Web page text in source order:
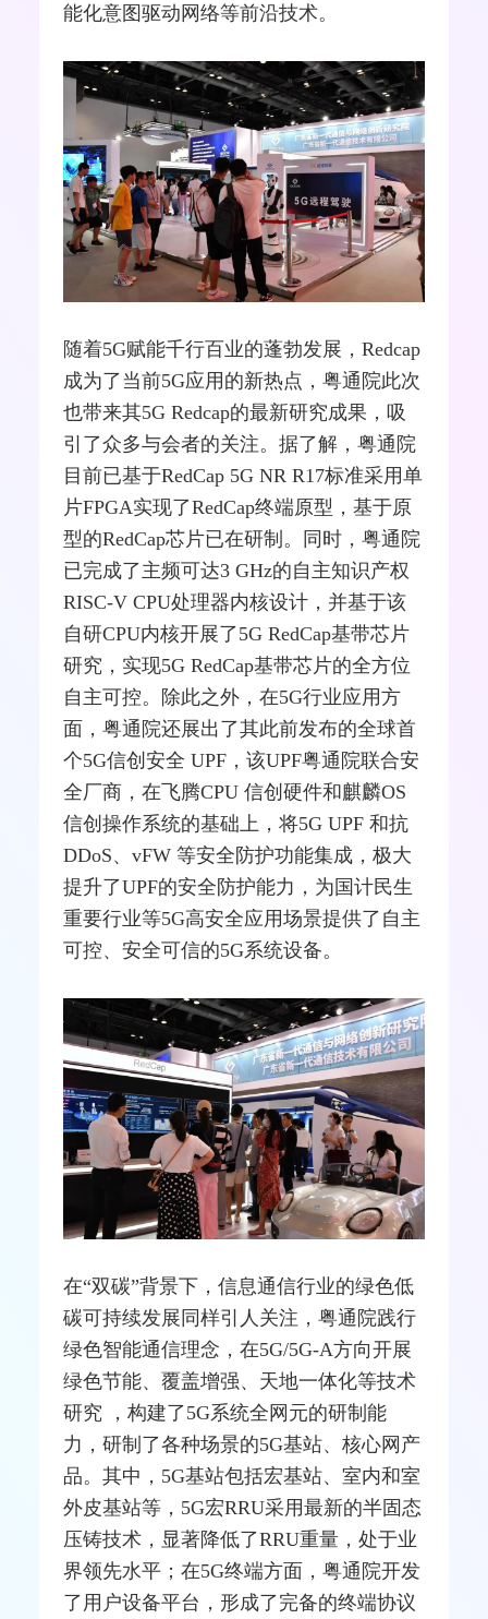
能化意图驱动网络等前沿技术。
随着5G赋能千行百业的蓬勃发展，Redcap
成为了当前5G应用的新热点，粤通院此次
也带来其5G Redcap的最新研究成果，吸
引了众多与会者的关注。据了解，粤通院
目前已基于RedCap 5G NR R17标准采用单
片FPGA实现了RedCap终端原型，基于原
型的RedCap芯片已在研制。同时，粤通院
已完成了主频可达3 GHz的自主知识产权
RISC-V CPU处理器内核设计，并基于该
自研CPU内核开展了5G RedCap基带芯片
研究，实现5G RedCap基带芯片的全方位
自主可控。除此之外，在5G行业应用方
面，粤通院还展出了其此前发布的全球首
个5G信创安全 UPF，该UPF粤通院联合安
全厂商，在飞腾CPU 信创硬件和麒麟OS
信创操作系统的基础上，将5G UPF 和抗
DDoS、vFW 等安全防护功能集成，极大
提升了UPF的安全防护能力，为国计民生
重要行业等5G高安全应用场景提供了自主
可控、安全可信的5G系统设备。
在“双碳”背景下，信息通信行业的绿色低
碳可持续发展同样引人关注，粤通院践行
绿色智能通信理念，在5G/5G-A方向开展
绿色节能、覆盖增强、天地一体化等技术
研究 ，构建了5G系统全网元的研制能
力，研制了各种场景的5G基站、核心网产
品。其中，5G基站包括宏基站、室内和室
外皮基站等，5G宏RRU采用最新的半固态
压铸技术，显著降低了RRU重量，处于业
界领先水平；在5G终端方面，粤通院开发
了用户设备平台，形成了完备的终端协议